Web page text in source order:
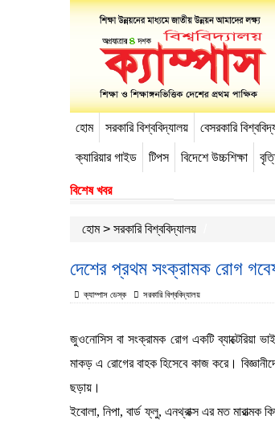
হোম সরকারি বিশ্ববিদ্যালয় বেসরকারি
ক্যারিয়ার গাইড টিপস বিদেশে উচ্চশিক্ষা
-->
বিশেষ খবর
হোম> সরকারি বিশ্ববিদ্যালয়
দেশের প্রথম সংক্রামক রোগ
ক্যাম্পাস ডেস্ক সরকারি বিশ্ববিদ্যালয়
জুওনোসিস বা সংক্রামক রোগ একটি ব্যাক্টেরিয়া
মাকড় এ রোগের বাহক হিসেবে কাজ করে।
ছড়ায়।
ইবোলা, নিপা, বার্ড ফ্লু, এনথ্রাক্স এর মত মারাত্মক